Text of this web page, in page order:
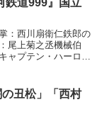
：西川扇衛仁鉄郎の
尾上菊之丞機械伯
ャプテン・ハーロッ
丑松」「西村